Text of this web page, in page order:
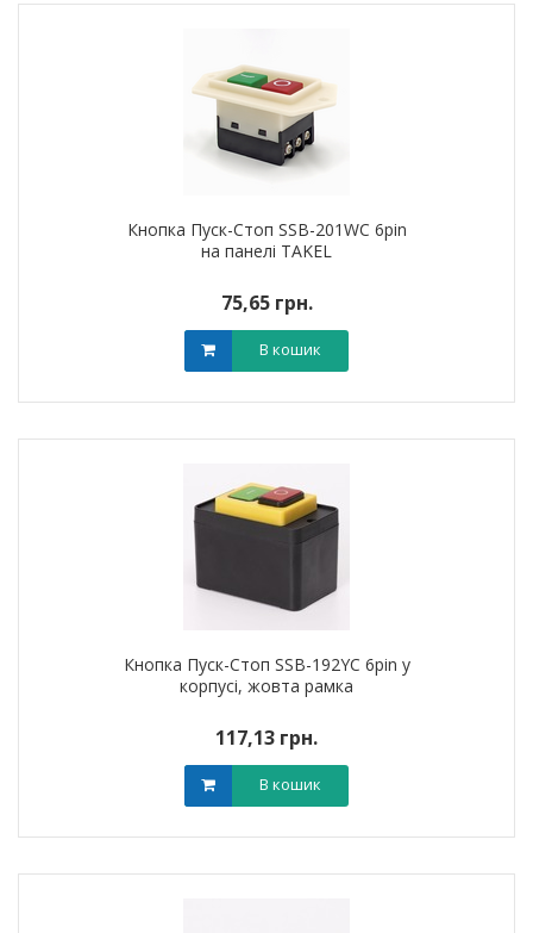
Кнопка Пуск-Стоп SSB-201WC 6pin
на панелі TAKEL
75,65 грн.
В кошик
Кнопка Пуск-Стоп SSB-192YC 6pin у
корпусі, жовта рамка
117,13 грн.
В кошик